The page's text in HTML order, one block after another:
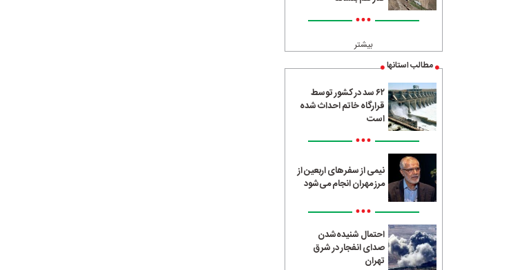
•••
بیشتر
مطالب استانها
۶۲ سد در کشور توسط
قرارگاه خاتم احداث شده
است
•••
نیمی از سفرهای اربعین از
مرز مهران انجام می‌شود
•••
احتمال شنیده‌شدن
صدای انفجار در شرق
تهران